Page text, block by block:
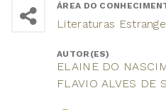
ÁREA DO
Literaturas
AUTOR(ES)
ELAINE DO
FLAVIO ALVES DE